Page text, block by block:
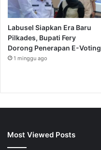
Labusel Siapkan Era Baru
Pilkades, Bupati Fery
Dorong Penerapan E-Voting
1 minggu ago
Most Viewed Posts